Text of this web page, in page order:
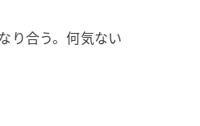
り合う。何気ない